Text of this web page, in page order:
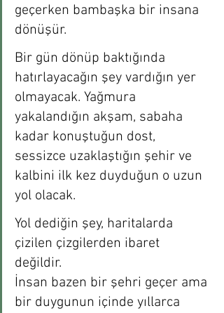
geçerken bambaşka bir insana
dönüşür.
Bir gün dönüp baktığında
hatırlayacağın şey vardığın yer
olmayacak. Yağmura
yakalandığın akşam, sabaha
kadar konuştuğun dost,
sessizce uzaklaştığın şehir ve
kalbini ilk kez duyduğun o uzun
yol olacak.
Yol dediğin şey, haritalarda
çizilen çizgilerden ibaret
değildir.
İnsan bazen bir şehri geçer ama
bir duygunun içinde yıllarca